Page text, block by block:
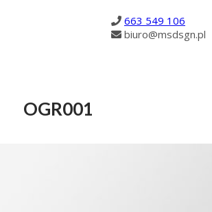
663 549 106
biuro@msdsgn.pl
OGR001